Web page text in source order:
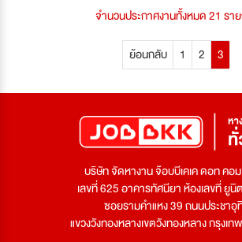
จำนวนประกาศงานทั้งหมด 21 รา
ย้อนกลับ 1 2 3
บริษัท จัดหางาน จ๊อบบีเคเค ดอท คอ
เลขที่ 625 อาคารทัศนียา ห้องเลขที่ ยูนิ
ซอยรามคำแหง 39 ถนนประชาอุ
แขวงวังทองหลางเขตวังทองหลาง กรุงเ